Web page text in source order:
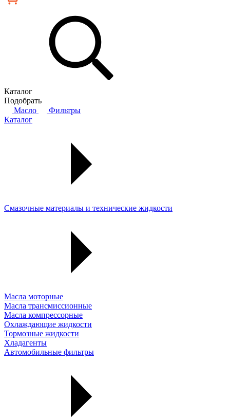
Каталог
Подобрать
Масло
Фильтры
Каталог
Смазочные материалы и технические жидкости
Масла моторные
Масла трансмиссионные
Масла компрессорные
Охлаждающие жидкости
Тормозные жидкости
Хладагенты
Автомобильные фильтры